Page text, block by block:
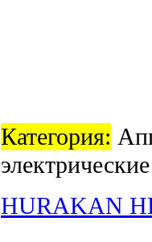
Категория:
электрические
HURAKAN